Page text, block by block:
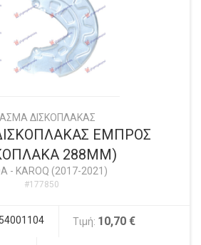
ΔΙΣΚΟΠΛΑΚΑΣ
ΕΜΠΡΟΣ
288MM)
- KAROQ (2017-2021)
#177850
Τιμή: 10,70 €